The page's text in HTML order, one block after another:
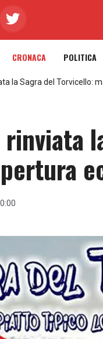
CRONACA POLITICA
la Sagra del Torvicello: